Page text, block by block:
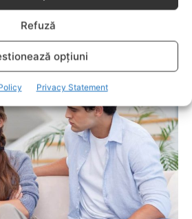
Refuză
opțiuni
Privacy Statement